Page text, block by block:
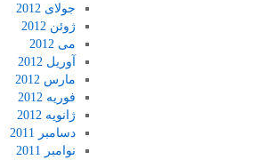
جولای 2012
ژوئن 2012
می 2012
آوریل 2012
مارس 2012
فوریه 2012
ژانویه 2012
دسامبر 2011
نوامبر 2011